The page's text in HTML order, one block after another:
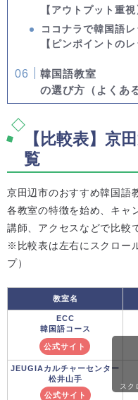
【アウトプット重視
ココナラで韓国語
【ピンポイントの
韓国語教室
の選び方（よくあ
【比較表】京
覧
京田辺市のおすすめ韓国語
各教室の特徴を始め、キャ
講師、アクセスなどで比較
※比較表は左右にスクロー
プ）
教室名
ECC
韓国語コース
公式サイト
JEUGIAカルチャーセンター
松井山手
公式サイト
スク